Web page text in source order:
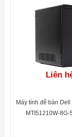
Liên
Máy tính để bàn
MTI51210W-8G-